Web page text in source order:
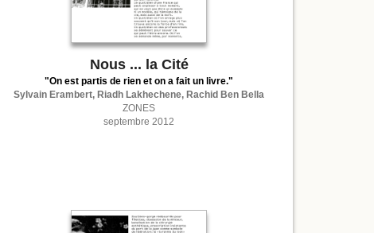
Nous ... la Cité
"On est partis de rien et on a fait un livre."
Sylvain Erambert, Riadh Lakhechene, Rachid Ben Bella
ZONES
septembre 2012